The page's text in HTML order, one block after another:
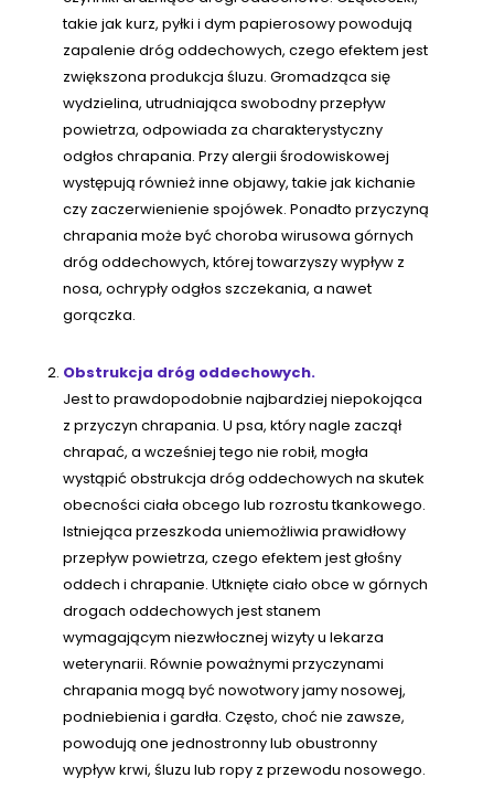
takie jak kurz, pyłki i dym papierosowy powodują
zapalenie dróg oddechowych, czego efektem jest
zwiększona produkcja śluzu. Gromadząca się
wydzielina, utrudniająca swobodny przepływ
powietrza, odpowiada za charakterystyczny
odgłos chrapania. Przy alergii środowiskowej
występują również inne objawy, takie jak kichanie
czy zaczerwienienie spojówek. Ponadto przyczyną
chrapania może być choroba wirusowa górnych
dróg oddechowych, której towarzyszy wypływ z
nosa, ochrypły odgłos szczekania, a nawet
gorączka.
Obstrukcja dróg oddechowych.
Jest to prawdopodobnie najbardziej niepokojąca
z przyczyn chrapania. U psa, który nagle zaczął
chrapać, a wcześniej tego nie robił, mogła
wystąpić obstrukcja dróg oddechowych na skutek
obecności ciała obcego lub rozrostu tkankowego.
Istniejąca przeszkoda uniemożliwia prawidłowy
przepływ powietrza, czego efektem jest głośny
oddech i chrapanie. Utknięte ciało obce w górnych
drogach oddechowych jest stanem
wymagającym niezwłocznej wizyty u lekarza
weterynarii. Równie poważnymi przyczynami
chrapania mogą być nowotwory jamy nosowej,
podniebienia i gardła. Często, choć nie zawsze,
powodują one jednostronny lub obustronny
wypływ krwi, śluzu lub ropy z przewodu nosowego.